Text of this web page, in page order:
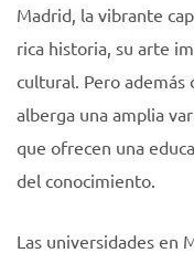
Madrid, la vibrante
rica historia, su arte
cultural. Pero
alberga una amplia
que ofrecen una
del conocimiento.
Las universidades en